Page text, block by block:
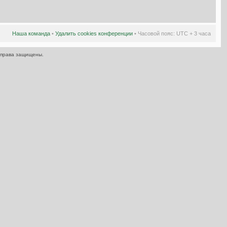
Наша команда • Удалить cookies конференции • Часовой пояс: UTC + 3 часа
защищены.